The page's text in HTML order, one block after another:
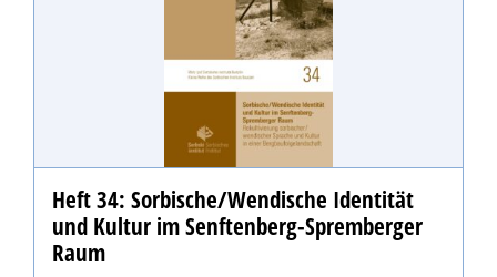
Heft 34: Sorbische/Wendische Identität
und Kultur im Senftenberg-Spremberger
Raum